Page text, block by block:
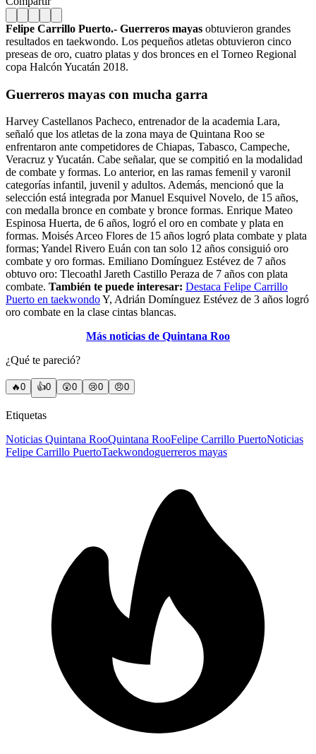
Felipe Carrillo Puerto.- Guerreros mayas obtuvieron grandes
resultados en taekwondo. Los pequeños atletas obtuvieron cinco
preseas de oro, cuatro platas y dos bronces en el Torneo Regional
copa Halcón Yucatán 2018.
Guerreros mayas con mucha garra
Harvey Castellanos Pacheco, entrenador de la academia Lara,
señaló que los atletas de la zona maya de Quintana Roo se
enfrentaron ante competidores de Chiapas, Tabasco, Campeche,
Veracruz y Yucatán. Cabe señalar, que se compitió en la modalidad
de combate y formas. Lo anterior, en las ramas femenil y varonil
categorías infantil, juvenil y adultos. Además, mencionó que la
selección está integrada por Manuel Esquivel Novelo, de 15 años,
con medalla bronce en combate y bronce formas. Enrique Mateo
Espinosa Huerta, de 6 años, logró el oro en combate y plata en
formas. Moisés Arceo Flores de 15 años logró plata combate y plata
formas; Yandel Rivero Euán con tan solo 12 años consiguió oro
combate y oro formas. Emiliano Domínguez Estévez de 7 años
obtuvo oro: Tlecoathl Jareth Castillo Peraza de 7 años con plata
combate. También te puede interesar: Destaca Felipe Carrillo
Puerto en taekwondoY, Adrián Domínguez Estévez de 3 años logró
oro combate en la clase cintas blancas.
Más noticias de Quintana Roo
¿Qué te pareció?
🔥0 👍0 😲0 😢0 😠0
Etiquetas
Noticias Quintana RooQuintana RooFelipe Carrillo PuertoNoticias
Felipe Carrillo PuertoTaekwondoguerreros mayas